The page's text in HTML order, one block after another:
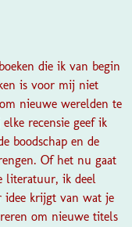
die ik van begin
is voor mij niet
nieuwe werelden te
recensie geef ik
boodschap en de
Of het nu gaat
literatuur, ik deel
idee krijgt van wat je
om nieuwe titels